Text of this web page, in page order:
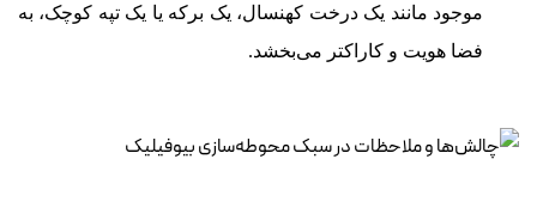
موجود مانند یک درخت کهنسال، یک برکه یا یک تپه کوچک، به
فضا هویت و کاراکتر می‌بخشد.